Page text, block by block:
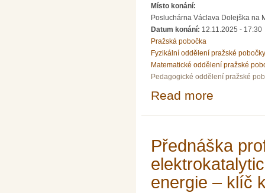
Místo konání:
Posluchárna Václava Dolejška na
Datum konání: 12.11.2025 - 17:30
Pražská pobočka
Fyzikální oddělení pražské pobočky
Matematické oddělení pražské
Pedagogické oddělení pražské
Read more
Přednáška
energie – klíč